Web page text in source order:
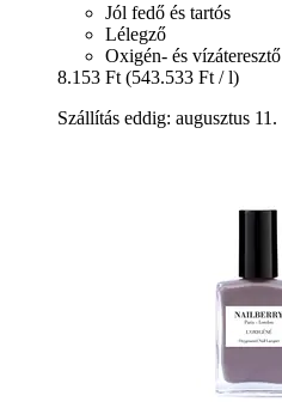
Jól fedő és tartós
Lélegző
Oxigén- és vízáteresztő
8.153 Ft (543.533 Ft / l)
Szállítás eddig: augusztus 11.